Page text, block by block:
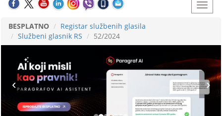
BESPLATNO
Registar službenih glasila
Službeni glasnik RS
52/2024